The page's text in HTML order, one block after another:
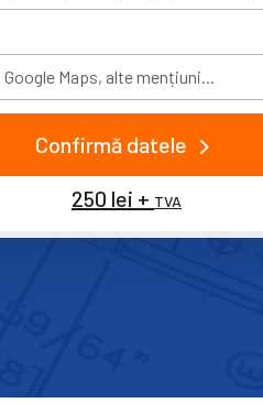
Confirmă datele
250 lei + TVA